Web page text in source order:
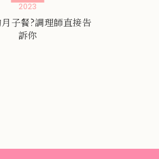
2023
子餐?調理師直接告
訴你